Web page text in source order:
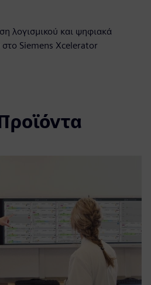
λογισμικού και ψηφιακά
στο Siemens Xcelerator